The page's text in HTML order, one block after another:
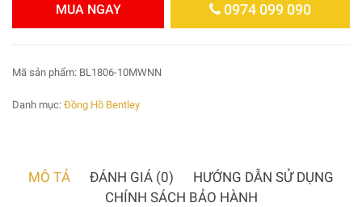
MUA NGAY 0974 099 090
Mã sản phẩm: BL1806-10MWNN
Danh mục: Đồng Hồ Bentley
MÔ TẢ ĐÁNH GIÁ (0)
HƯỚNG DẪN SỬ DỤNG
CHÍNH SÁCH BẢO HÀNH